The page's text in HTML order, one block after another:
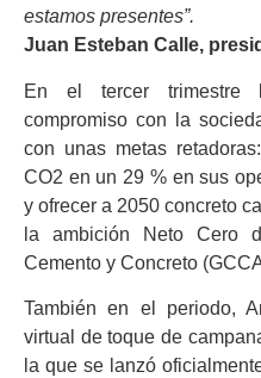
estamos presentes”.
Juan Esteban Calle,
En el tercer trimestre
compromiso con la
con unas metas
CO2 en un 29 % en sus
y ofrecer a 2050 concreto
la ambición Neto Cero
Cemento y Concreto
También en el periodo,
virtual de toque de
la que se lanzó